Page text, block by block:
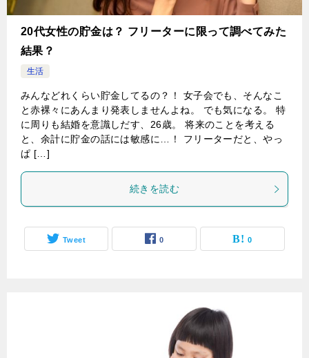
20代女性の貯金は？ フリーターに限って調べてみた
結果？
生活
みんなどれくらい貯金してるの？！ 女子会でも、そんなこ
と赤裸々にあんまり発表しませんよね。 でも気になる。 特
に周りも結婚を意識しだす、26歳。 将来のことを考える
と、余計に貯金の話には敏感に…！ フリーターだと、やっ
ぱ […]
続きを読む
Tweet 0 0